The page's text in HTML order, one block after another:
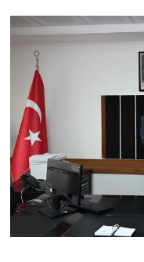
KİTAP
HEDEF2020
OTOMOBİL
MİZAH